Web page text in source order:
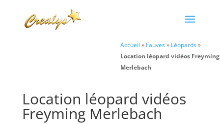
Accueil » Fauves» Léopards»
Location léopard vidéos Freyming
Merlebach
Location léopard vidéos
Freyming Merlebach